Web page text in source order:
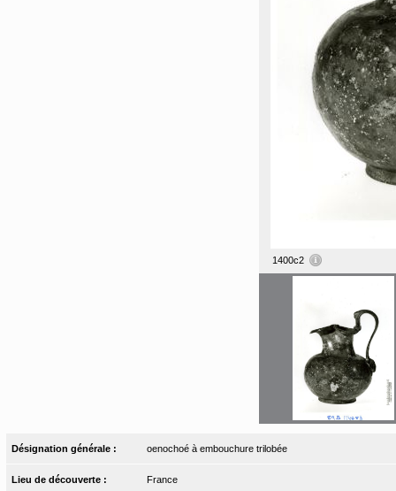
1400c2
Désignation générale : oenochoé à embouchure trilobée
Lieu de découverte : France